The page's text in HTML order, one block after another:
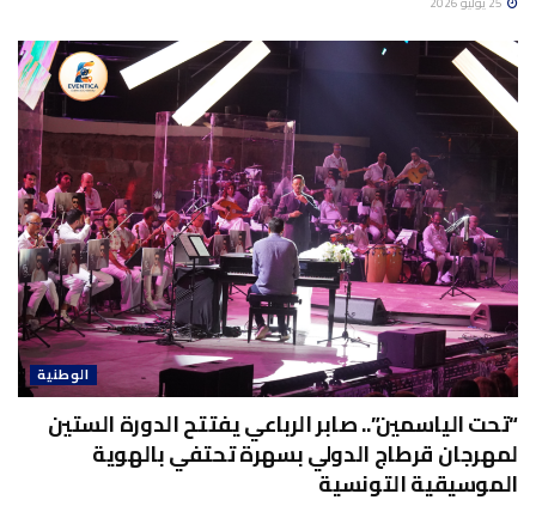
الوطنية
“تحت الياسمين”.. صابر الرباعي يفتتح الدورة الستين
لمهرجان قرطاج الدولي بسهرة تحتفي بالهوية
الموسيقية التونسية